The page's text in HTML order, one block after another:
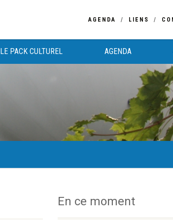
AGENDA LIENS
LE PACK CULTUREL AGENDA
En ce moment